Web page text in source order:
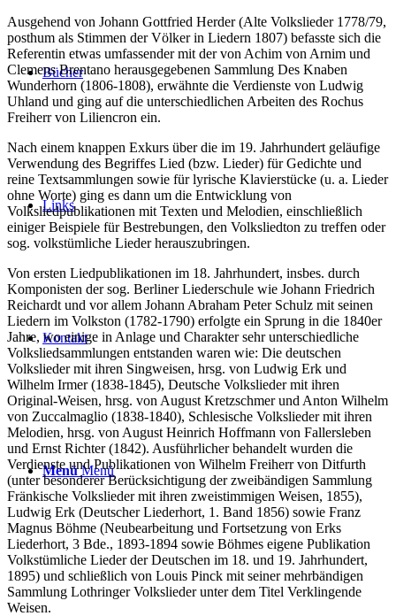
Bücher
Links
Kontakt
Menü Menü
Ausgehend von Johann Gottfried Herder (Alte Volkslieder 1778/79,
posthum als Stimmen der Völker in Liedern 1807) befasste sich die
Referentin etwas umfassender mit der von Achim von Arnim und
Clemens Brentano herausgegebenen Sammlung Des Knaben
Wunderhorn (1806-1808), erwähnte die Verdienste von Ludwig
Uhland und ging auf die unterschiedlichen Arbeiten des Rochus
Freiherr von Liliencron ein.
Nach einem knappen Exkurs über die im 19. Jahrhundert geläufige
Verwendung des Begriffes Lied (bzw. Lieder) für Gedichte und
reine Textsammlungen sowie für lyrische Klavierstücke (u. a. Lieder
ohne Worte) ging es dann um die Entwicklung von
Volksliedpublikationen mit Texten und Melodien, einschließlich
einiger Beispiele für Bestrebungen, den Volksliedton zu treffen oder
sog. volkstümliche Lieder herauszubringen.
Von ersten Liedpublikationen im 18. Jahrhundert, insbes. durch
Komponisten der sog. Berliner Liederschule wie Johann Friedrich
Reichardt und vor allem Johann Abraham Peter Schulz mit seinen
Liedern im Volkston (1782-1790) erfolgte ein Sprung in die 1840er
Jahre, wo einige in Anlage und Charakter sehr unterschiedliche
Volksliedsammlungen entstanden waren wie: Die deutschen
Volkslieder mit ihren Singweisen, hrsg. von Ludwig Erk und
Wilhelm Irmer (1838-1845), Deutsche Volkslieder mit ihren
Original-Weisen, hrsg. von August Kretzschmer und Anton Wilhelm
von Zuccalmaglio (1838-1840), Schlesische Volkslieder mit ihren
Melodien, hrsg. von August Heinrich Hoffmann von Fallersleben
und Ernst Richter (1842). Ausführlicher behandelt wurden die
Verdienste und Publikationen von Wilhelm Freiherr von Ditfurth
(unter besonderer Berücksichtigung der zweibändigen Sammlung
Fränkische Volkslieder mit ihren zweistimmigen Weisen, 1855),
Ludwig Erk (Deutscher Liederhort, 1. Band 1856) sowie Franz
Magnus Böhme (Neubearbeitung und Fortsetzung von Erks
Liederhort, 3 Bde., 1893-1894 sowie Böhmes eigene Publikation
Volkstümliche Lieder der Deutschen im 18. und 19. Jahrhundert,
1895) und schließlich von Louis Pinck mit seiner mehrbändigen
Sammlung Lothringer Volkslieder unter dem Titel Verklingende
Weisen.